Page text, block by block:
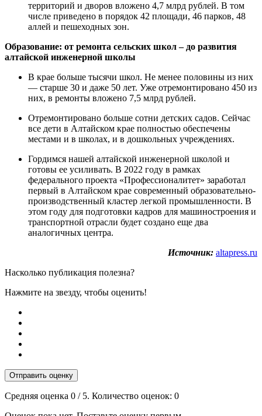
территорий и дворов вложено 4,7 млрд рублей. В том
числе приведено в порядок 42 площади, 46 парков, 48
аллей и пешеходных зон.
Образование: от ремонта сельских школ – до развития
алтайской инженерной школы
В крае больше тысячи школ. Не менее половины из них
— старше 30 и даже 50 лет. Уже отремонтировано 450 из
них, в ремонты вложено 7,5 млрд рублей.
Отремонтировано больше сотни детских садов. Сейчас
все дети в Алтайском крае полностью обеспечены
местами и в школах, и в дошкольных учреждениях.
Гордимся нашей алтайской инженерной школой и
готовы ее усиливать. В 2022 году в рамках
федерального проекта «Профессионалитет» заработал
первый в Алтайском крае современный образовательно-
производственный кластер легкой промышленности. В
этом году для подготовки кадров для машиностроения и
транспортной отрасли будет создано еще два
аналогичных центра.
Источник: altapress.ru
Насколько публикация полезна?
Нажмите на звезду, чтобы оценить!
Отправить оценку
Средняя оценка 0 / 5. Количество оценок: 0